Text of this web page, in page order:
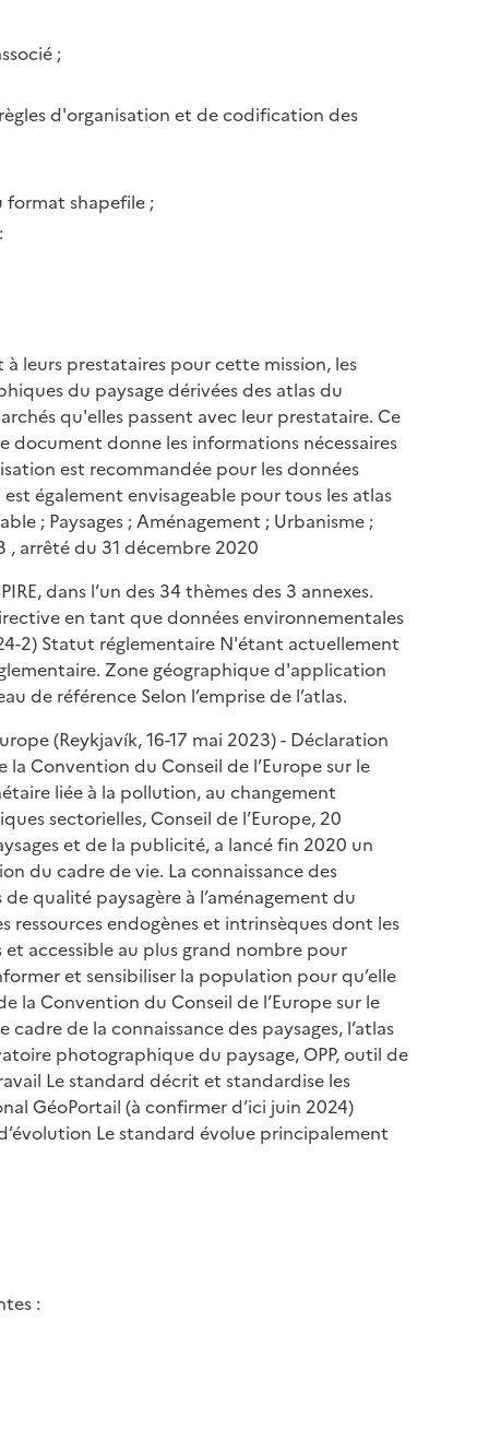
;
d'organisation et de codification des
format shapefile ;
à leurs prestataires pour cette mission, les
du paysage dérivées des atlas du
qu'elles passent avec leur prestataire. Ce
document donne les informations nécessaires
est recommandée pour les données
également envisageable pour tous les atlas
; Paysages ; Aménagement ; Urbanisme ;
, arrêté du 31 décembre 2020
dans l’un des 34 thèmes des 3 annexes.
en tant que données environnementales
2) Statut réglementaire N'étant actuellement
Zone géographique d'application
de référence Selon l’emprise de l’atlas.
(Reykjavík, 16-17 mai 2023) - Déclaration
la Convention du Conseil de l’Europe sur le
liée à la pollution, au changement
sectorielles, Conseil de l’Europe, 20
et de la publicité, a lancé fin 2020 un
du cadre de vie. La connaissance des
qualité paysagère à l’aménagement du
ressources endogènes et intrinsèques dont les
accessible au plus grand nombre pour
et sensibiliser la population pour qu’elle
Convention du Conseil de l’Europe sur le
de la connaissance des paysages, l’atlas
photographique du paysage, OPP, outil de
Le standard décrit et standardise les
GéoPortail (à confirmer d’ici juin 2024)
Le standard évolue principalement
: